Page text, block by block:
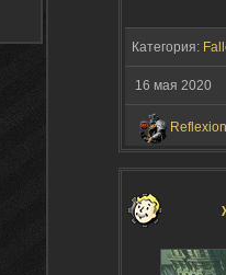
Категория:
16 мая 2020
Reflexion